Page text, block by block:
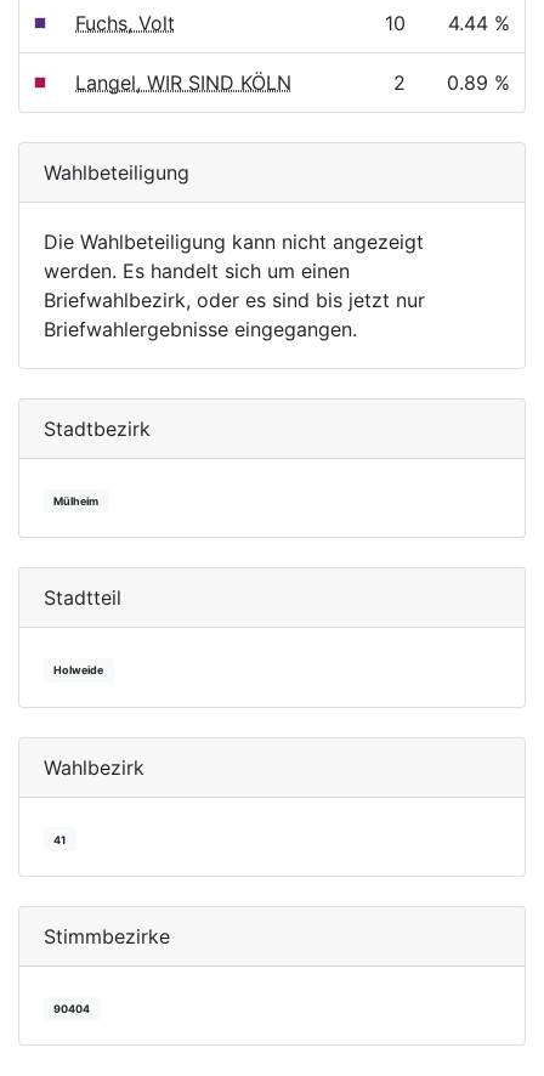
Fuchs, Volt 10 4.44 %
Langel, WIR SIND KÖLN 2 0.89 %
Wahlbeteiligung
Die Wahlbeteiligung kann nicht angezeigt
werden. Es handelt sich um einen
Briefwahlbezirk, oder es sind bis jetzt nur
Briefwahlergebnisse eingegangen.
Stadtbezirk
Mülheim
Stadtteil
Holweide
Wahlbezirk
41
Stimmbezirke
90404